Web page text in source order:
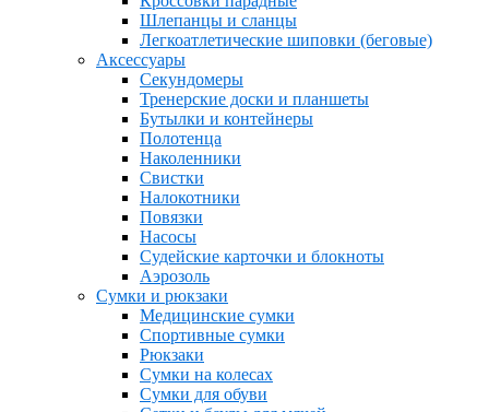
Шлепанцы и сланцы
Легкоатлетические шиповки (беговые)
Аксессуары
Секундомеры
Тренерские доски и планшеты
Бутылки и контейнеры
Полотенца
Наколенники
Свистки
Налокотники
Повязки
Насосы
Судейские карточки и блокноты
Аэрозоль
Сумки и рюкзаки
Медицинские сумки
Спортивные сумки
Рюкзаки
Сумки на колесах
Сумки для обуви